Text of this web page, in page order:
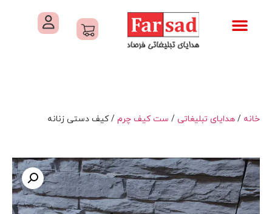
خانه /هدایای تبلیغاتی/ ست کیف چرم/ کیف دستی زنانه